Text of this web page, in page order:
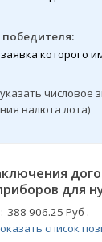
которого
числовое
валюта лота)
для
388 906.25 Руб .
список